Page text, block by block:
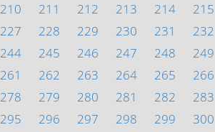
210 211 212 213 214 215
227 228 229 230 231 232
244 245 246 247 248 249
261 262 263 264 265 266
278 279 280 281 282 283
295 296 297 298 299 300